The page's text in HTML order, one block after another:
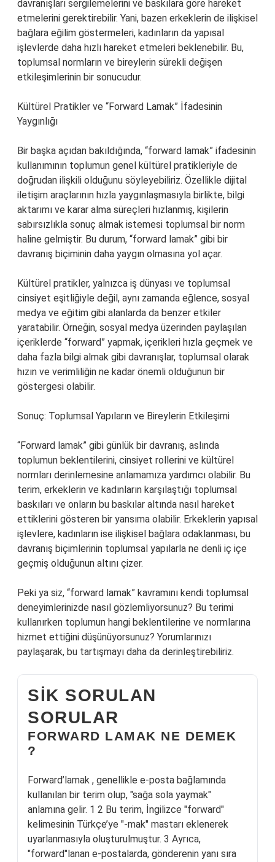
davranışları sergilemelerini ve baskılara göre hareket
etmelerini gerektirebilir. Yani, bazen erkeklerin de ilişkisel
bağlara eğilim göstermeleri, kadınların da yapısal
işlevlerde daha hızlı hareket etmeleri beklenebilir. Bu,
toplumsal normların ve bireylerin sürekli değişen
etkileşimlerinin bir sonucudur.
Kültürel Pratikler ve “Forward Lamak” İfadesinin
Yaygınlığı
Bir başka açıdan bakıldığında, “forward lamak” ifadesinin
kullanımının toplumun genel kültürel pratikleriyle de
doğrudan ilişkili olduğunu söyleyebiliriz. Özellikle dijital
iletişim araçlarının hızla yaygınlaşmasıyla birlikte, bilgi
aktarımı ve karar alma süreçleri hızlanmış, kişilerin
sabırsızlıkla sonuç almak istemesi toplumsal bir norm
haline gelmiştir. Bu durum, “forward lamak” gibi bir
davranış biçiminin daha yaygın olmasına yol açar.
Kültürel pratikler, yalnızca iş dünyası ve toplumsal
cinsiyet eşitliğiyle değil, aynı zamanda eğlence, sosyal
medya ve eğitim gibi alanlarda da benzer etkiler
yaratabilir. Örneğin, sosyal medya üzerinden paylaşılan
içeriklerde “forward” yapmak, içerikleri hızla geçmek ve
daha fazla bilgi almak gibi davranışlar, toplumsal olarak
hızın ve verimliliğin ne kadar önemli olduğunun bir
göstergesi olabilir.
Sonuç: Toplumsal Yapıların ve Bireylerin Etkileşimi
“Forward lamak” gibi günlük bir davranış, aslında
toplumun beklentilerini, cinsiyet rollerini ve kültürel
normları derinlemesine anlamamıza yardımcı olabilir. Bu
terim, erkeklerin ve kadınların karşılaştığı toplumsal
baskıları ve onların bu baskılar altında nasıl hareket
ettiklerini gösteren bir yansıma olabilir. Erkeklerin yapısal
işlevlere, kadınların ise ilişkisel bağlara odaklanması, bu
davranış biçimlerinin toplumsal yapılarla ne denli iç içe
geçmiş olduğunun altını çizer.
Peki ya siz, “forward lamak” kavramını kendi toplumsal
deneyimlerinizde nasıl gözlemliyorsunuz? Bu terimi
kullanırken toplumun hangi beklentilerine ve normlarına
hizmet ettiğini düşünüyorsunuz? Yorumlarınızı
paylaşarak, bu tartışmayı daha da derinleştirebiliriz.
SIK SORULAN
SORULAR
FORWARD LAMAK NE DEMEK
?
Forward’lamak , genellikle e-posta bağlamında
kullanılan bir terim olup, "sağa sola yaymak"
anlamına gelir. 1 2 Bu terim, İngilizce "forward"
kelimesinin Türkçe’ye "-mak" mastarı eklenerek
uyarlanmasıyla oluşturulmuştur. 3 Ayrıca,
"forward"lanan e-postalarda, gönderenin yanı sıra